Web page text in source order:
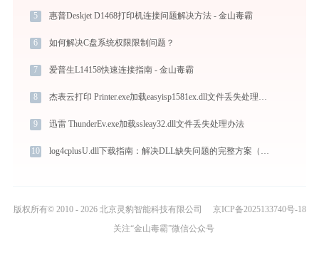
5 惠普Deskjet D1468打印机连接问题解决方法 - 金山毒霸
6 如何解决C盘系统权限限制问题？
7 爱普生L14158快速连接指南 - 金山毒霸
8 杰表云打印 Printer.exe加载easyisp1581ex.dll文件丢失处理办法
9 迅雷 ThunderEv.exe加载ssleay32.dll文件丢失处理办法
10 log4cplusU.dll下载指南：解决DLL缺失问题的完整方案（适用于Win10/Win11）
版权所有© 2010 - 2026 北京灵豹智能科技有限公司
京ICP备2025133740号-18
关注“金山毒霸”微信公众号